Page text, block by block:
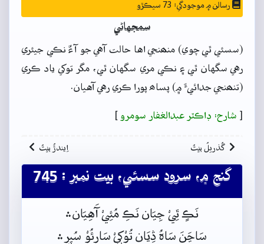
رسالن ۾ موجودگي: 73 سيڪڙو
سمجهاڻي
(سسئي ٿي چوي) منھنجي اها حالت آهي جو آءٌ نڪي جيئري
رهي سگهان ٿي ۽ نڪي مري سگهان ٿي، مگر توکي ياد ڪري
(تنھنجي جدائيءَ ۾) پساھ پورا ڪري رهي آهيان.
[ شارح: ڊاڪٽر عبدالغفار سومرو ]
گُذريلُ بيتُ اِيندڙُ بيتُ
گنج ۾، سرود سسئي، بيت نمبر : 745
نَڪٍ ٿِيْ جِيَان نَڪِ مُئِيْ آَهِيَان﮶
سَاڃَنَ سَاہُ ڎِيَان تُوْکٖيْ سَارِئُوْ سُپِرٍ﮶